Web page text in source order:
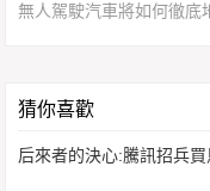
猜你喜歡
后來者的決心:騰訊招兵